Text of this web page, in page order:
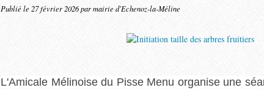
Publié le 27 février 2026par mairie d'Echenoz-la-Méline
L'Amicale Mélinoise du Pisse Menu organise une